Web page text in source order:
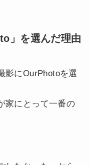
」を選んだ理由
影にOurPhotoを選
家にとって一番の